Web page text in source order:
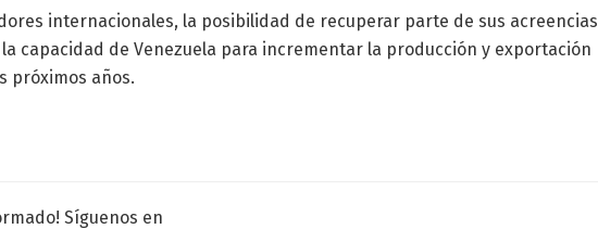
internacionales, la posibilidad de recuperar parte de sus acreencias
capacidad de Venezuela para incrementar la producción y exportación
próximos años.
Síguenos en